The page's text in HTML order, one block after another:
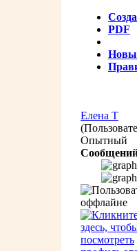
PDF
Елена Т
Опытный